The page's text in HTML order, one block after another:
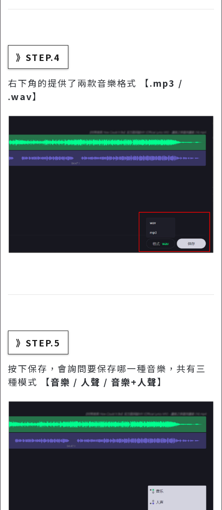
》STEP.4
右下角的提供了兩款音樂格式 【.mp3 /
.wav】
》STEP.5
按下保存，會詢問要保存哪一種音樂，共有三
種模式 【音樂 / 人聲 / 音樂+人聲】